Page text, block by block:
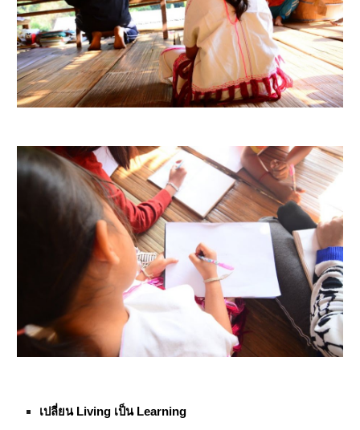
เปลี่ยน Living เป็น Learning